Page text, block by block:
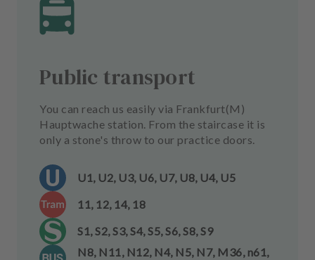
Public transport
You can reach us easily via Frankfurt(M)
Hauptwache station. From the staircase it is
only a stone's throw to our practice doors.
U1, U2, U3, U6, U7, U8, U4, U5
11, 12, 14, 18
S1, S2, S3, S4, S5, S6, S8, S9
N8, N11, N12, N4, N5, N7, M36, n61,